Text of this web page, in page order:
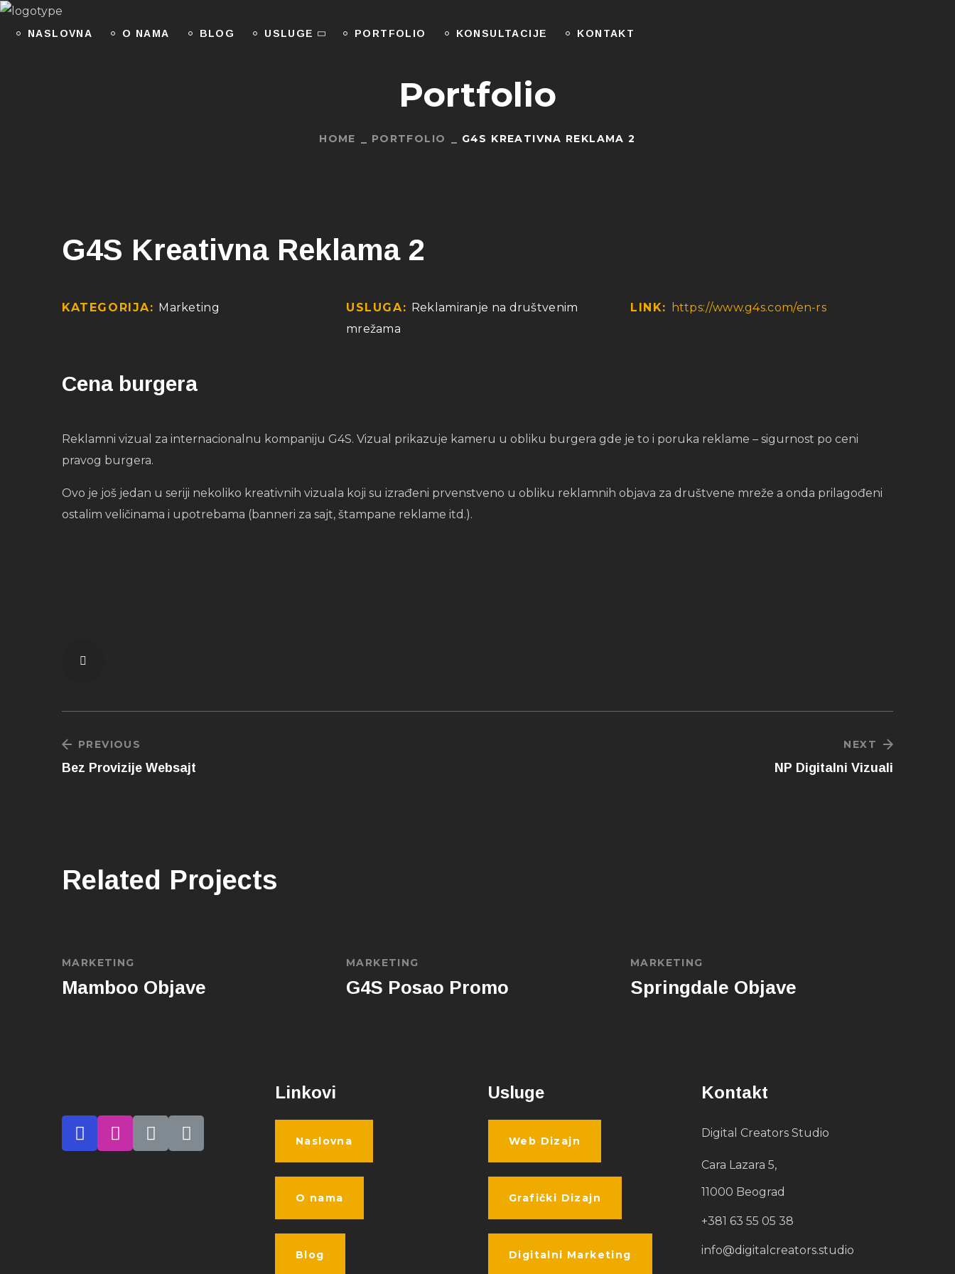
NASLOVNA O NAMA BLOG USLUGE PORTFOLIO KONSULTACIJE KONTAKT
Portfolio
HOME PORTFOLIO G4S KREATIVNA REKLAMA 2
G4S Kreativna Reklama 2
KATEGORIJA: Marketing USLUGA: Reklamiranje na društvenim
mrežama
LINK: https://www.g4s.com/en-rs
Cena burgera
Reklamni vizual za internacionalnu kompaniju G4S. Vizual prikazuje kameru u obliku burgera gde je to i poruka reklame – sigurnost po ceni
pravog burgera.
Ovo je još jedan u seriji nekoliko kreativnih vizuala koji su izrađeni prvenstveno u obliku reklamnih objava za društvene mreže a onda prilagođeni
ostalim veličinama i upotrebama (banneri za sajt, štampane reklame itd.).
PREVIOUS
Bez Provizije Websajt
NEXT
NP Digitalni Vizuali
Related Projects
MARKETING
Mamboo Objave
MARKETING
G4S Posao Promo
MARKETING
Springdale Objave
Linkovi
Naslovna
O nama
Blog
Usluge
Web Dizajn
Grafički Dizajn
Digitalni Marketing
Kontakt
Digital Creators Studio
Cara Lazara 5,
11000 Beograd
+381 63 55 05 38
info@digitalcreators.studio